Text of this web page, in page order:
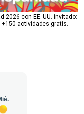
2026 con EE. UU. invitado:
+150 actividades gratis.